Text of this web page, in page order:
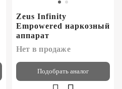
Zeus Infinity
Empowered наркозный
аппарат
Нет в продаже
Подобрать аналог